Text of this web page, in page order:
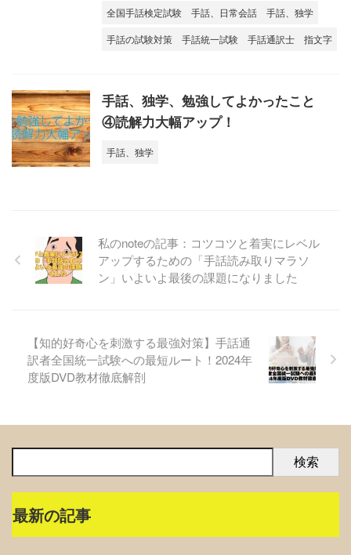
全国手話検定試験 手話、日常会話
手話、独学
手話の試験対策
手話統一試験 手話通訳士 指文字
手話、独学、勉強してよかったこと
④読解力大幅アップ！
手話、独学
私のnoteの記事：コツコツと着実にレベル
アップするための「手話読み取りマラソ
ン」いよいよ最後の課題になりました
【知的好奇心を刺激する最強対策】手話通
訳者全国統一試験への最短ルート！2024年
度版DVD教材徹底解剖
検索
最新の記事